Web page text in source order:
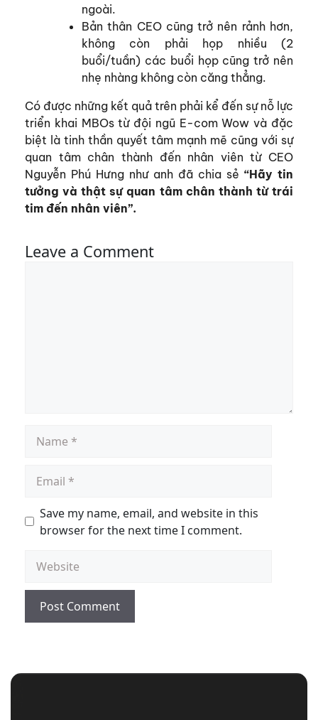
ngoài.
Bản thân CEO cũng trở nên rảnh hơn,
không còn phải họp nhiều (2
buổi/tuần) các buổi họp cũng trở nên
nhẹ nhàng không còn căng thẳng.
Có được những kết quả trên phải kể đến sự nỗ lực
triển khai MBOs từ đội ngũ E-com Wow và đặc
biệt là tinh thần quyết tâm mạnh mẽ cũng với sự
quan tâm chân thành đến nhân viên từ CEO
Nguyễn Phú Hưng như anh đã chia sẻ “Hãy tin
tưởng và thật sự quan tâm chân thành từ trái
tim đến nhân viên”.
Leave a Comment
Save my name, email, and website in this
browser for the next time I comment.